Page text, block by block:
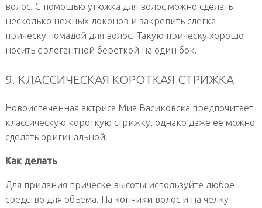
волос. С помощью утюжка для волос можно сделать
несколько нежных локонов и закрепить слегка
прическу помадой для волос. Такую прическу хорошо
носить с элегантной береткой на один бок.
9. КЛАССИЧЕСКАЯ КОРОТКАЯ СТРИЖКА
Новоиспеченная актриса Миа Васиковска предпочитает
классическую короткую стрижку, однако даже ее можно
сделать оригинальной.
Как делать
Для придания прическе высоты используйте любое
средство для объема. На кончики волос и на челку